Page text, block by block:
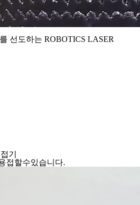
선도하는 ROBOTICS LASER
기
접할수있습니다.